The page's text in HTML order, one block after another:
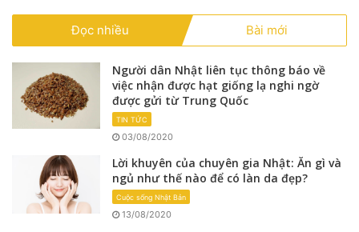
Đọc nhiều Bài mới
Người dân Nhật liên tục thông báo về
việc nhận được hạt giống lạ nghi ngờ
được gửi từ Trung Quốc
TIN TỨC
03/08/2020
Lời khuyên của chuyên gia Nhật: Ăn gì và
ngủ như thế nào để có làn da đẹp?
Cuộc sống Nhật Bản
13/08/2020